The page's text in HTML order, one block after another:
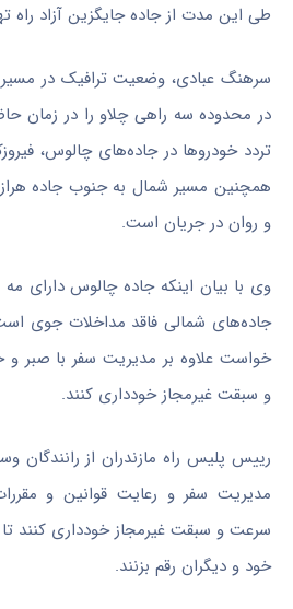
طی این مدت از جاده جایگزین آزاد راه
سرهنگ عبادی، وضعیت ترافیک در
در محدوده سه راهی چلاو را در زمان
تردد خودروها در جاده‌های چالوس،
همچنین مسیر شمال به جنوب جاده
و روان در جریان است.
وی با بیان اینکه جاده چالوس دارای مه
جاده‌های شمالی فاقد مداخلات جوی
خواست علاوه بر مدیریت سفر با صبر و
و سبقت غیرمجاز خودداری کنند.
رییس پلیس راه مازندران از رانندگان
مدیریت سفر و رعایت قوانین و
سرعت و سبقت غیرمجاز خودداری کنند
خود و دیگران رقم بزنند.